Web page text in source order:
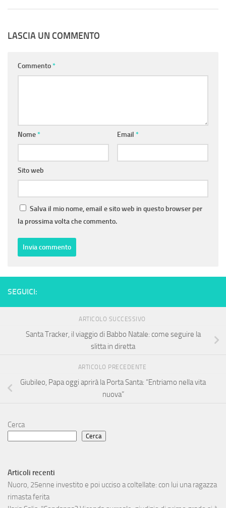
LASCIA UN COMMENTO
Commento*
Nome* Email *
Sito web
Salva il mio nome, email e sito web in questo browser per
la prossima volta che commento.
SEGUICI:
ARTICOLO SUCCESSIVO
Santa Tracker, il viaggio di Babbo Natale: come seguire la
slitta in diretta
ARTICOLO PRECEDENTE
Giubileo, Papa oggi aprirà la Porta Santa: “Entriamo nella vita
nuova”
Cerca
Cerca
Articoli recenti
Nuoro, 25enne investito e poi ucciso a coltellate: con lui una ragazza
rimasta ferita